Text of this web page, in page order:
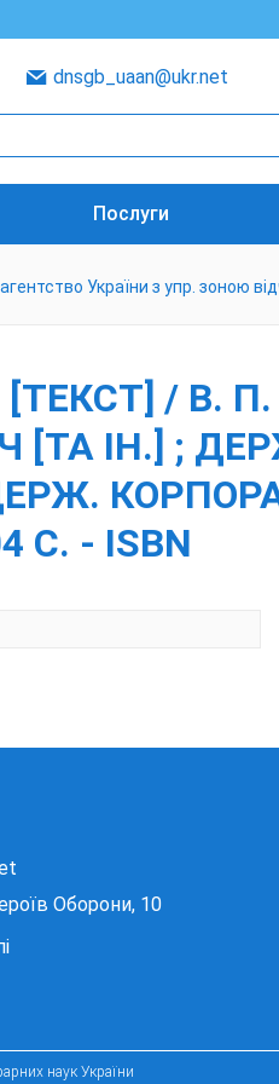
dnsgb_uaan@ukr.net
Послуги
України з упр. зоною
[ТЕКСТ] / В. П.
[ТА ІН.] ;
С. - ISBN
Оборони, 10
наук України